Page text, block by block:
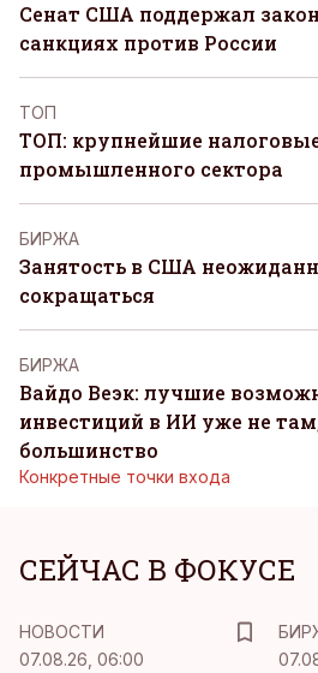
Сенат США поддержал
санкциях против России
ТОП
ТОП: крупнейшие
промышленного сектора
БИРЖА
Занятость в США
сокращаться
БИРЖА
Вайдо Веэк: лучшие
инвестиций в ИИ уже не
большинство
Конкретные точки входа
СЕЙЧАС В ФОКУСЕ
НОВОСТИ
07.08.26, 06:00